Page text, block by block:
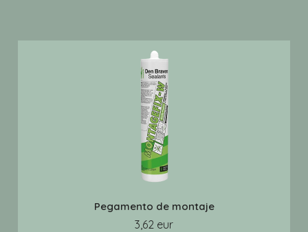
Pegamento de montaje
3,62 eur